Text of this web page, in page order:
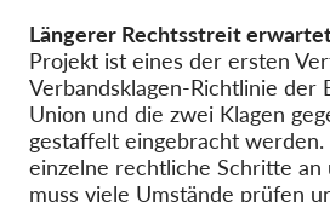
Längerer Rechtsstreit
Projekt ist eines der ersten
Verbandsklagen-Richtlinie der
Union und die zwei Klagen
gestaffelt eingebracht
einzelne rechtliche Schritte an
muss viele Umstände prüfen